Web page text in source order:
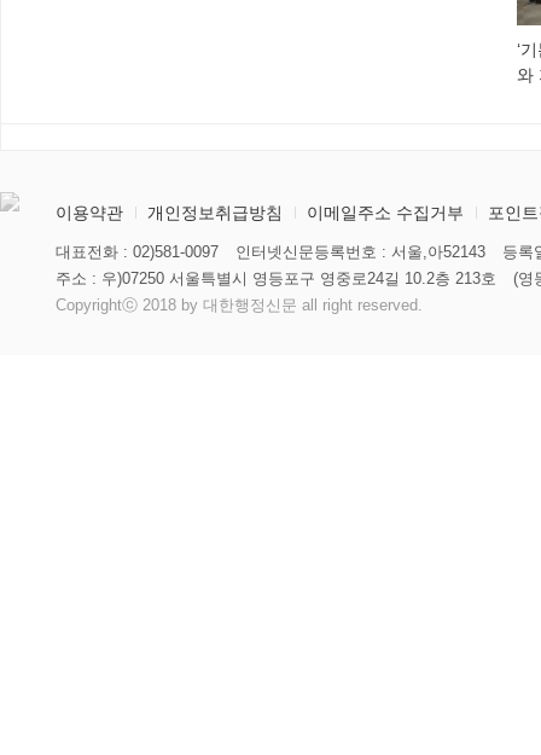
‘
와
이용약관 개인정보취급방침 이메일주소 수집거부 포인
대표전화 : 02)581-0097 인터넷신문등록번호 : 서울,아52143
등록
주소 : 우)07250 서울특별시 영등포구 영중로24길 10.2층 213호
(영
Copyrightⓒ 2018 by 대한행정신문 all right reserved.